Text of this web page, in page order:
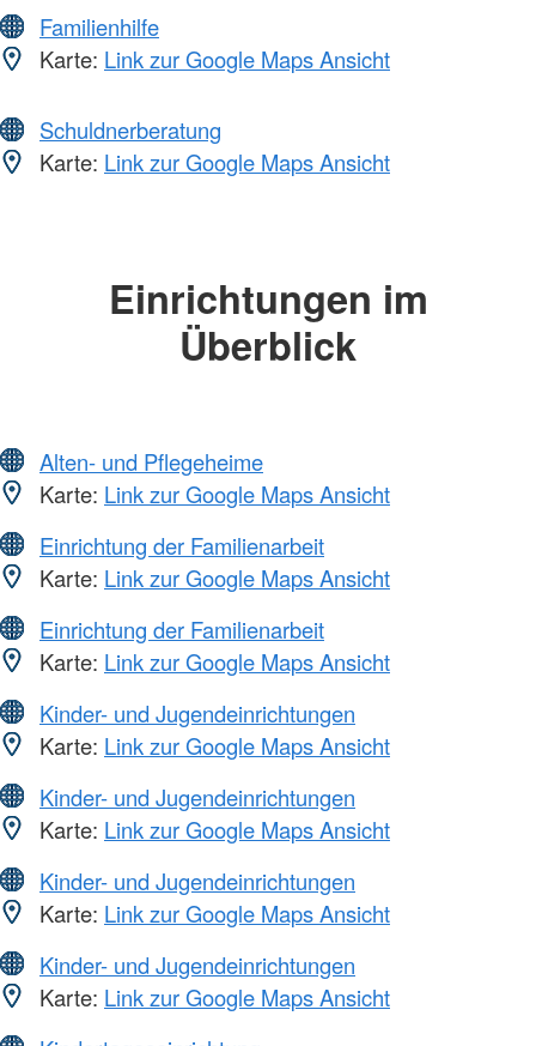
Familienhilfe
Karte: Link zur Google Maps Ansicht
Schuldnerberatung
Karte: Link zur Google Maps Ansicht
Einrichtungen im
Überblick
Alten- und Pflegeheime
Karte: Link zur Google Maps Ansicht
Einrichtung der Familienarbeit
Karte: Link zur Google Maps Ansicht
Einrichtung der Familienarbeit
Karte: Link zur Google Maps Ansicht
Kinder- und Jugendeinrichtungen
Karte: Link zur Google Maps Ansicht
Kinder- und Jugendeinrichtungen
Karte: Link zur Google Maps Ansicht
Kinder- und Jugendeinrichtungen
Karte: Link zur Google Maps Ansicht
Kinder- und Jugendeinrichtungen
Karte: Link zur Google Maps Ansicht